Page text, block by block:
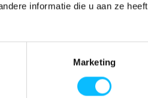
informatie die u aan ze heeft
Marketing